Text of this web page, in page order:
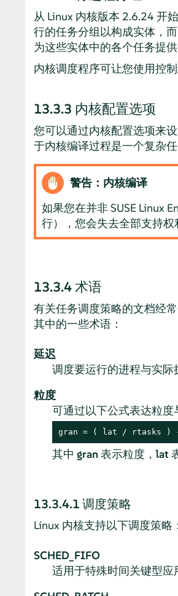
从 Linux 内核版本 2.6.24 开
行的任务分组以构成实体，
为这些实体中的各个任务提供
内核调度程序可让您使用控
13.3.3 内核配置选项
您可以通过内核配置选项来
于内核编译过程是一个复杂
警告：内核编译
如果您在并非 SUSE Linux
行），您会失去全部支持权
13.3.4术语
有关任务调度策略的文档经
其中的一些术语：
延迟
调度要运行的进程与实际
粒度
可通过以下公式表达粒度
gran = ( lat / rtasks
其中 gran表示粒度，lat
13.3.4.1调度策略
Linux 内核支持以下调度策略：
SCHED_FIFO
适用于特殊时间关键型应